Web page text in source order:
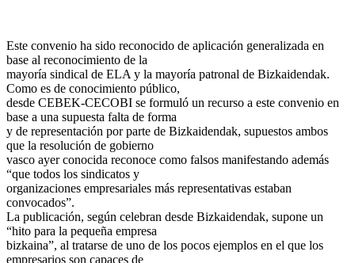
Este convenio ha sido reconocido de aplicación generalizada en
base al reconocimiento de la
mayoría sindical de ELA y la mayoría patronal de Bizkaidendak.
Como es de conocimiento público,
desde CEBEK-CECOBI se formuló un recurso a este convenio en
base a una supuesta falta de forma
y de representación por parte de Bizkaidendak, supuestos ambos
que la resolución de gobierno
vasco ayer conocida reconoce como falsos manifestando además
“que todos los sindicatos y
organizaciones empresariales más representativas estaban
convocados”.
La publicación, según celebran desde Bizkaidendak, supone un
“hito para la pequeña empresa
bizkaina”, al tratarse de uno de los pocos ejemplos en el que los
empresarios son capaces de